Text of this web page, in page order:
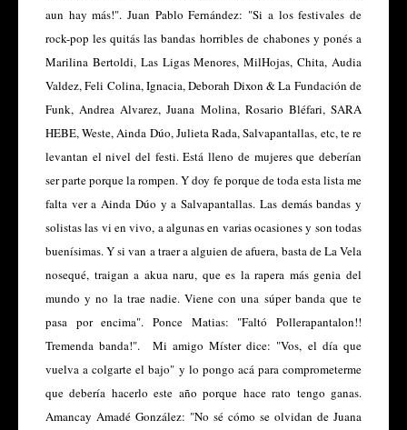
aun hay más!". Juan Pablo Fernández: "Si a los festivales de
rock-pop les quitás las bandas horribles de chabones y ponés a
Marilina Bertoldi, Las Ligas Menores, MilHojas, Chita, Audia
Valdez, Feli Colina, Ignacia, Deborah Dixon & La Fundación de
Funk, Andrea Alvarez, Juana Molina, Rosario Bléfari, SARA
HEBE, Weste, Ainda Dúo, Julieta Rada, Salvapantallas, etc, te re
levantan el nivel del festi. Está lleno de mujeres que deberían
ser parte porque la rompen. Y doy fe porque de toda esta lista me
falta ver a Ainda Dúo y a Salvapantallas. Las demás bandas y
solistas las vi en vivo, a algunas en varias ocasiones y son todas
buenísimas. Y si van a traer a alguien de afuera, basta de La Vela
nosequé, traigan a akua naru, que es la rapera más genia del
mundo y no la trae nadie. Viene con una súper banda que te
pasa por encima". Ponce Matias: "Faltó Pollerapantalon!!
Tremenda banda!". Mi amigo Míster dice: "Vos, el día que
vuelva a colgarte el bajo" y lo pongo acá para comprometerme
que debería hacerlo este año porque hace rato tengo ganas.
Amancay Amadé González: "No sé cómo se olvidan de Juana